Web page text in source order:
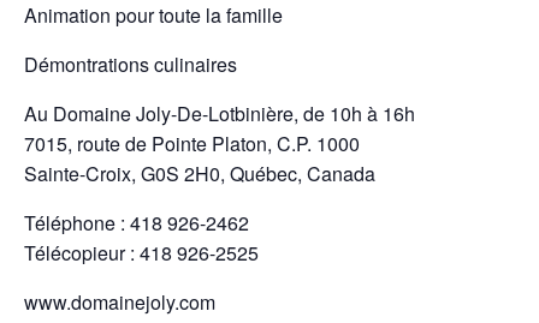
Animation pour toute la famille
Démontrations culinaires
Au Domaine Joly-De-Lotbinière, de 10h à 16h
7015, route de Pointe Platon, C.P. 1000
Sainte-Croix, G0S 2H0, Québec, Canada
Téléphone : 418 926-2462
Télécopieur : 418 926-2525
www.domainejoly.com